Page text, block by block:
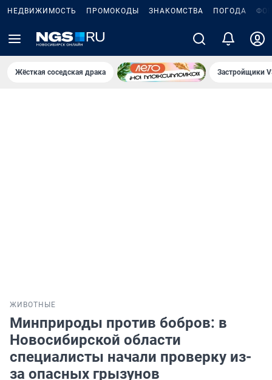
НЕДВИЖИМОСТЬ ПРОМОКОДЫ ЗНАКОМСТВА ПОГОДА
Жёсткая соседская драка Застройщики
ЖИВОТНЫЕ
Минприроды против бобров: в
Новосибирской области
специалисты начали проверку из-
за опасных грызунов